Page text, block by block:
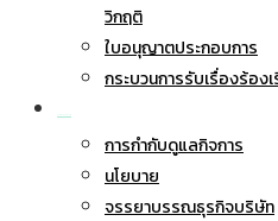
วิกฤติ
ใบอนุญาตประกอบการ
กระบวนการรับเรื่องร้อง
การกำกับดูแลกิจการ
นโยบาย
จรรยาบรรณธุรกิจบริษัท